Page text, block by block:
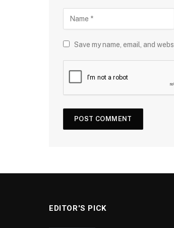
Save my name, email, and
EDITOR'S PICK